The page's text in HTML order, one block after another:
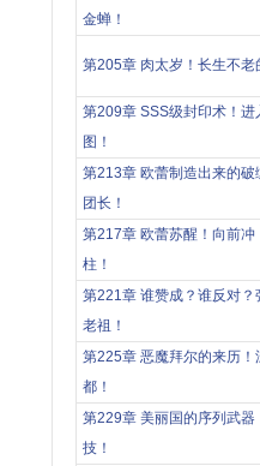
金蝉！
第205章 肉太岁！长生不老
第209章 SSS级封印术！进
图！
第213章 欧蕾制造出来的破
团长！
第217章 欧蕾苏醒！向前冲
柱！
第221章 谁赞成？谁反对？
老祖！
第225章 恶魔拜尔的来历！
都！
第229章 美丽国的序列武器
技！